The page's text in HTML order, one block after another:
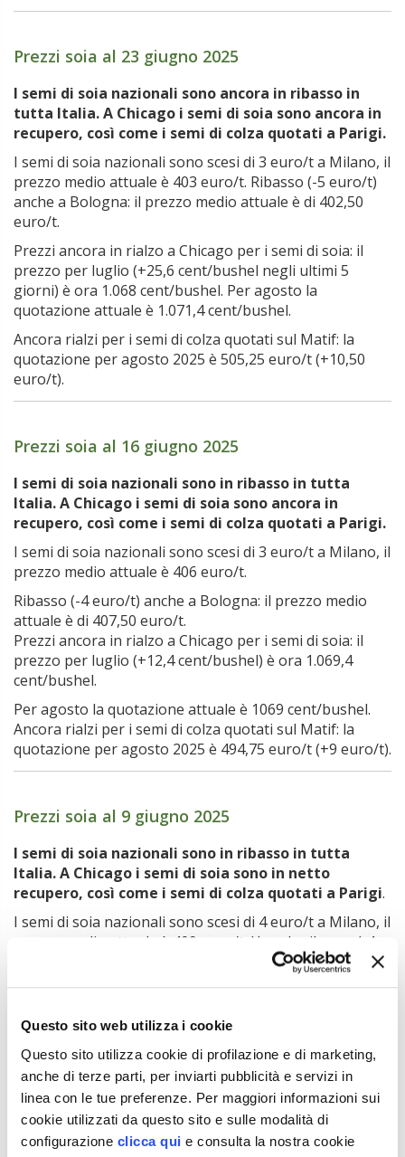
Questo sito web utilizza i cookie
Questo sito utilizza cookie di profilazione e di marketing,
anche di terze parti, per inviarti pubblicità e servizi in
linea con le tue preferenze. Per maggiori informazioni sui
cookie utilizzati da questo sito e sulle modalità di
configurazione clicca qui e consulta la nostra cookie
Prezzi soia al 23 giugno 2025
I semi di soia nazionali sono ancora in ribasso in
tutta Italia. A Chicago i semi di soia sono ancora in
recupero, così come i semi di colza quotati a Parigi.
I semi di soia nazionali sono scesi di 3 euro/t a Milano, il
prezzo medio attuale è 403 euro/t. Ribasso (-5 euro/t)
anche a Bologna: il prezzo medio attuale è di 402,50
euro/t.
Prezzi ancora in rialzo a Chicago per i semi di soia: il
prezzo per luglio (+25,6 cent/bushel negli ultimi 5
giorni) è ora 1.068 cent/bushel. Per agosto la
quotazione attuale è 1.071,4 cent/bushel.
Ancora rialzi per i semi di colza quotati sul Matif: la
quotazione per agosto 2025 è 505,25 euro/t (+10,50
euro/t).
Prezzi soia al 16 giugno 2025
I semi di soia nazionali sono in ribasso in tutta
Italia. A Chicago i semi di soia sono ancora in
recupero, così come i semi di colza quotati a Parigi.
I semi di soia nazionali sono scesi di 3 euro/t a Milano, il
prezzo medio attuale è 406 euro/t.
Ribasso (-4 euro/t) anche a Bologna: il prezzo medio
attuale è di 407,50 euro/t.
Prezzi ancora in rialzo a Chicago per i semi di soia: il
prezzo per luglio (+12,4 cent/bushel) è ora 1.069,4
cent/bushel.
Per agosto la quotazione attuale è 1069 cent/bushel.
Ancora rialzi per i semi di colza quotati sul Matif: la
quotazione per agosto 2025 è 494,75 euro/t (+9 euro/t).
Prezzi soia al 9 giugno 2025
I semi di soia nazionali sono in ribasso in tutta
Italia. A Chicago i semi di soia sono in netto
recupero, così come i semi di colza quotati a Parigi.
I semi di soia nazionali sono scesi di 4 euro/t a Milano, il
prezzo medio attuale è 409 euro/t. Uguale ribasso (-4
euro/t) a Bologna: il prezzo medio attuale è di 411,50
per luglio (+15,4 cent/bushel) è ora 1.057,2 cent/bushel.
Per agosto la quotazione attuale è 1.050,6 cent/bushel.
Forte recupero per i semi di colza quotati sul Matif: la
quotazione per agosto 2025 è 485,75 euro/t (+11,25
euro/t).